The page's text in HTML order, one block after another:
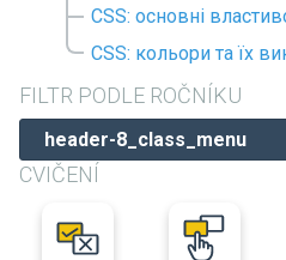
CSS: основні
CSS: кольори та їх
FILTR PODLE ROČNÍKU
CVIČENÍ